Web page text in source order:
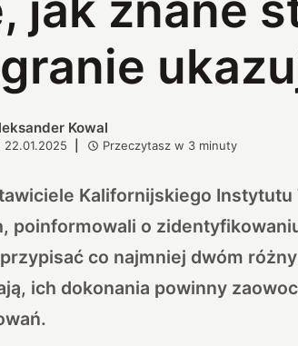
Kowal
22.01.2025 Przeczytasz w 3 minuty
Kalifornijskiego
poinformowali o
co najmniej dwóm
ich dokonania powinny